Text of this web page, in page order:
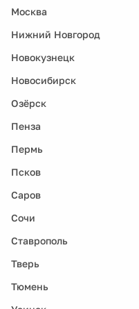
Москва
Нижний Новгород
Новокузнецк
Новосибирск
Озёрск
Пенза
Пермь
Псков
Саров
Сочи
Ставрополь
Тверь
Тюмень